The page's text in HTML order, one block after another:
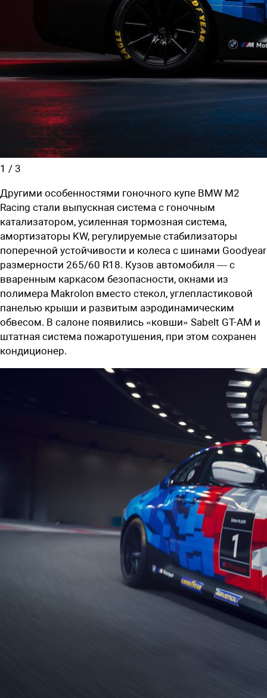
1 / 3
Другими особенностями гоночного купе BMW M2
Racing стали выпускная система с гоночным
катализатором, усиленная тормозная система,
амортизаторы KW, регулируемые стабилизаторы
поперечной устойчивости и колеса с шинами Goodyear
размерности 265/60 R18. Кузов автомобиля — с
вваренным каркасом безопасности, окнами из
полимера Makrolon вместо стекол, углепластиковой
панелью крыши и развитым аэродинамическим
обвесом. В салоне появились «ковши» Sabelt GT-AM и
штатная система пожаротушения, при этом сохранен
кондиционер.